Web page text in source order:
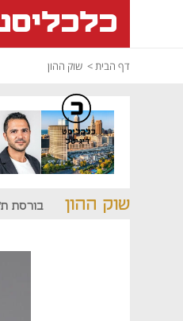
דף הבית שוק ההון
שוק ההון בורסת
כלכליסט
דיגיטל